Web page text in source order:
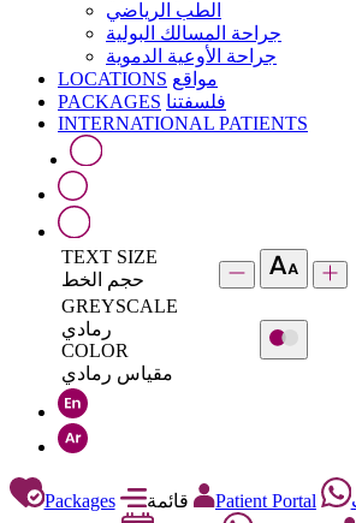
الطب الرياضي
جراحة المسالك البولية
جراحة الأوعية الدموية
LOCATIONS مواقع
PACKAGES فلسفتنا
INTERNATIONAL PATIENTS
TEXT SIZE
حجم الخط
GREYSCALE
رمادي
COLOR
مقياس رمادي
Packages Patient Portal